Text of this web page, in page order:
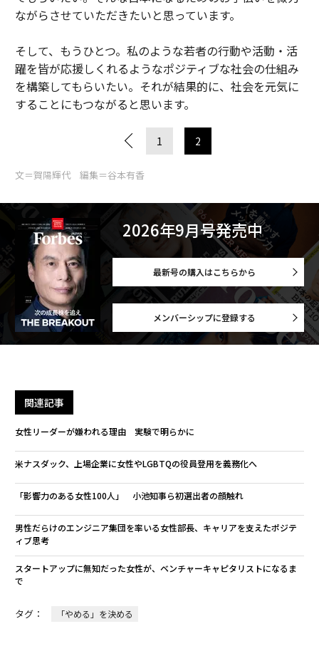
ながらさせていただきたいと思っています。
そして、もうひとつ。私のような若者の行動や活動・活
躍を皆が応援しくれるようなポジティブな社会の仕組み
を構築してもらいたい。それが結果的に、社会を元気に
することにもつながると思います。
1 2
文＝賀陽輝代 編集＝谷本有香
2026年9月号発売中
最新号の購入はこちらから
メンバーシップに登録する
関連記事
女性リーダーが嫌われる理由 実験で明らかに
米ナスダック、上場企業に女性やLGBTQの役員登用を義務化へ
「影響力のある女性100人」 小池知事ら初選出者の顔触れ
男性だらけのエンジニア集団を率いる女性部長、キャリアを支えたポジテ
ィブ思考
スタートアップに無知だった女性が、ベンチャーキャピタリストになるま
で
タグ： 「やめる」を決める